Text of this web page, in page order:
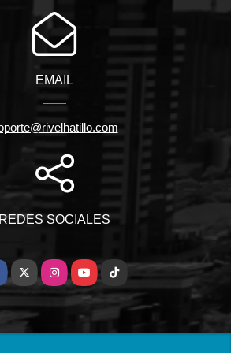
EMAIL
REDES SOCIALES
X InstagramYouTubeTikTok